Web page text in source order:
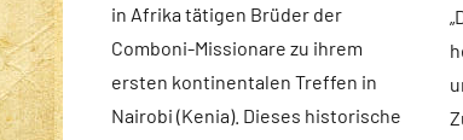
in Afrika tätigen Brüder der
Comboni-Missionare zu ihrem
ersten kontinentalen Treffen in
Nairobi (Kenia). Dieses historische